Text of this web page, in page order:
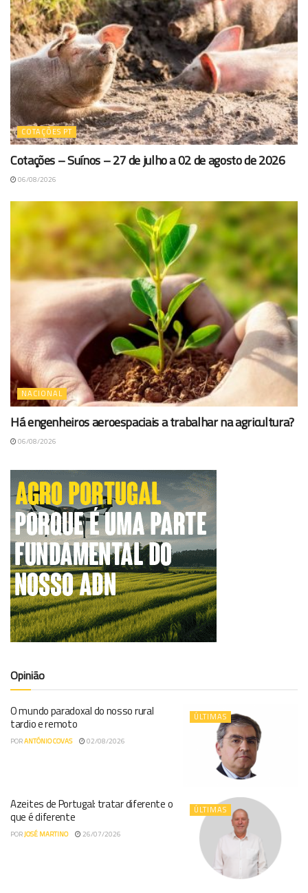
COTAÇÕES PT
Cotações – Suínos – 27 de julho a 02 de agosto de 2026
06/08/2026
NACIONAL
Há engenheiros aeroespaciais a trabalhar na agricultura?
06/08/2026
Opinião
ÚLTIMAS
O mundo paradoxal do nosso rural
tardio e remoto
PORANTÓNIO COVAS 02/08/2026
ÚLTIMAS
Azeites de Portugal: tratar diferente o
que é diferente
PORJOSÉ MARTINO 26/07/2026